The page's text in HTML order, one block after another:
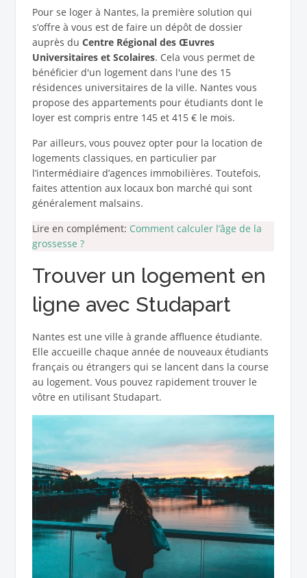
Pour se loger à Nantes, la première solution qui
s’offre à vous est de faire un dépôt de dossier
auprès du Centre Régional des Œuvres
Universitaires et Scolaires. Cela vous permet de
bénéficier d'un logement dans l'une des 15
résidences universitaires de la ville. Nantes vous
propose des appartements pour étudiants dont le
loyer est compris entre 145 et 415 € le mois.
Par ailleurs, vous pouvez opter pour la location de
logements classiques, en particulier par
l’intermédiaire d’agences immobilières. Toutefois,
faites attention aux locaux bon marché qui sont
généralement malsains.
Lire en complément: Comment calculer l’âge de la
grossesse ?
Trouver un logement en
ligne avec Studapart
Nantes est une ville à grande affluence étudiante.
Elle accueille chaque année de nouveaux étudiants
français ou étrangers qui se lancent dans la course
au logement. Vous pouvez rapidement trouver le
vôtre en utilisant Studapart.